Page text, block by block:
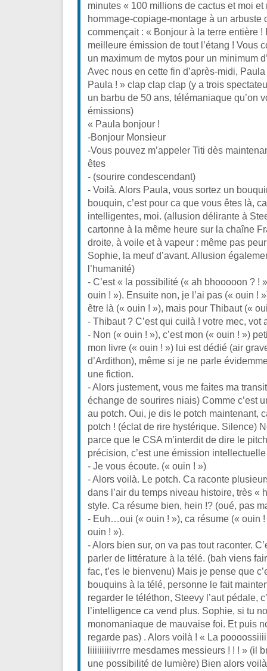
minutes « 100 millions de cactus et moi et
hommage-copiage-montage à un arbuste
commençait : « Bonjour à la terre entière
meilleure émission de tout l’étang ! Vous
un maximum de mytos pour un minimum
Avec nous en cette fin d’après-midi,
Paula ! » clap clap clap (y a trois
un barbu de 50 ans, télémaniaque qu’on
émissions)
« Paula bonjour !
-Bonjour Monsieur
-Vous pouvez m’appeler Titi dès
êtes
- (sourire condescendant)
- Voilà. Alors Paula, vous sortez un
bouquin, c’est pour ca que vous êtes là,
intelligentes, moi. (allusion délirante à
cartonne à la même heure sur la chaîne
droite, à voile et à vapeur : même pas
Sophie, la meuf d’avant. Allusion
l’humanité)
- C’est « la possibilité (« ah bhooooon ? !
ouin ! »). Ensuite non, je l’ai pas (« ouin !
être là (« ouin ! »), mais pour Thibaut («
- Thibaut ? C’est qui cuilà ! votre mec, vot
- Non (« ouin ! »), c’est mon (« ouin ! »)
mon livre (« ouin ! ») lui est dédié (air
d’Ardithon), même si je ne parle
une fiction.
- Alors justement, vous me faites ma
échange de sourires niais) Comme c’est
au potch. Oui, je dis le potch maintenant,
potch ! (éclat de rire hystérique. Silence)
parce que le CSA m’interdit de dire le
précision, c’est une émission
- Je vous écoute. (« ouin ! »)
- Alors voilà. Le potch. Ca raconte
dans l’air du temps niveau histoire, très «
style. Ca résume bien, hein !? (oué, pas
- Euh…oui (« ouin ! »), ca résume (« ouin
ouin ! »).
- Alors bien sur, on va pas tout raconter.
parler de littérature à la télé. (bah viens
fac, t’es le bienvenu) Mais je pense que
bouquins à la télé, personne le fait
regarder le téléthon, Steevy l’aut pédale,
l’intelligence ca vend plus. Sophie, si tu
monomaniaque de mauvaise foi. Et puis
regarde pas) . Alors voilà ! « La
liiiiiiiiivrrre mesdames messieurs ! ! ! » (il
une possibilité de lumière) Bien alors